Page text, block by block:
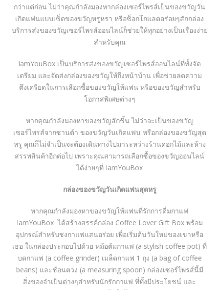
กว่าแต่ก่อน ไม่ว่าคุณกำลังมองหากล่องเซอร์ไพรส์เป็นของขวัญวัน
เกิดแฟนแบบเซ็ตของขวัญหรูหรา หรือซ็อกโกแลตอร่อยๆสักกล่อง
บริการส่งของขวัญเซอร์ไพรส์ออนไลน์ก็ช่วยให้ทุกอย่างเป็นเรื่องง่าย
สำหรับคุณ
IamYouBox เป็นบริการส่งของขวัญเซอร์ไพรส์ออนไลน์ที่ทั้งจัด
เตรียม และจัดส่งกล่องของขวัญให้ถึงหน้าบ้าน เพื่อช่วยลดความ
ตึงเครียดในการเลือกซื้อของขวัญให้แฟน หรือของขวัญสำหรับ
โอกาสพิเศษต่างๆ
หากคุณกำลังมองหาของขวัญสักชิ้น ไม่ว่าจะเป็นของขวัญ
เซอร์ไพรส์จากซานต้า ของขวัญวันเกิดแฟน หรือกล่องของขวัญสุด
หรู คุณก็ไม่จำเป็นจะต้องเดินทางไปมาระหว่างร้านดอกไม้และห้าง
สรรพสินค้าอีกต่อไป เพราะคุณสามารถเลือกซื้อของขวัญออนไลน์
ได้ง่ายๆที่ IamYouBox
กล่องของขวัญวันเกิดแฟนสุดหรู
หากคุณกำลังมองหาของขวัญให้แฟนที่รักการดื่มกาแฟ
IamYouBox ได้สร้างสรรค์กล่อง Coffee Lover Gift Box พร้อม
อุปกรณ์สำหรับชงกาแฟแสนอร่อย เพื่อเริ่มต้นวันใหม่ของเขาหรือ
เธอ ในกล่องประกอบไปด้วย หม้อต้มกาแฟ (a stylish coffee pot) ที่
บดกาแฟ (a coffee grinder) เมล็ดกาแฟ 1 ถุง (a bag of coffee
beans) และช้อนตวง (a measuring spoon) กล่องเซอร์ไพรส์นี้มี
สิ่งของจำเป็นต่างๆสำหรับนักรักกาแฟ ที่ทั้งมีประโยชน์ และ